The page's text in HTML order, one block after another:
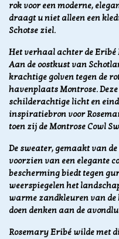
rok voor een moderne,
draagt u niet alleen een
Schotse ziel.
Het verhaal achter de Eribé
Aan de oostkust van
krachtige golven tegen de
havenplaats Montrose.
schilderachtige licht en
inspiratiebron voor
toen zij de Montrose Cowl
De sweater, gemaakt van
voorzien van een elegante
bescherming biedt tegen
weerspiegelen het
warme zandkleuren van de
doen denken aan de
Rosemary Eribé wilde met